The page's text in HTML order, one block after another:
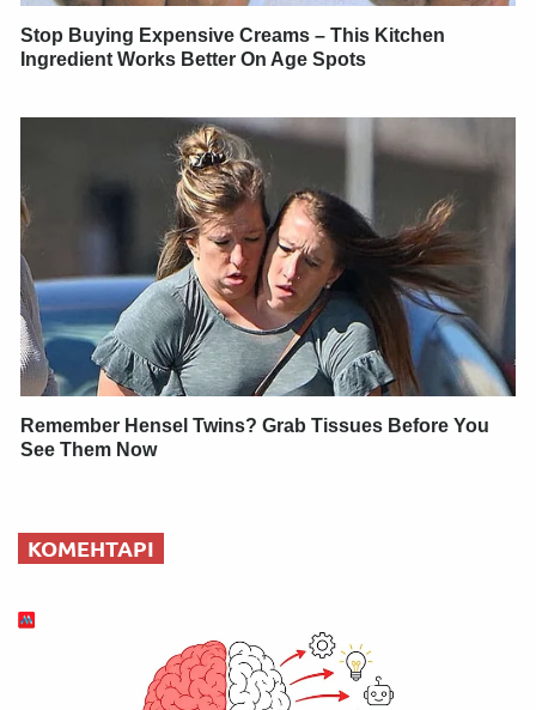
Stop Buying Expensive Creams – This Kitchen
Ingredient Works Better On Age Spots
Remember Hensel Twins? Grab Tissues Before You
See Them Now
КОМЕНТАРІ